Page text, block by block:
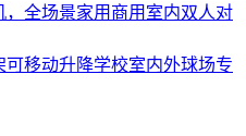
，全场景家用商用室内双人对
可移动升降学校室内外球场专